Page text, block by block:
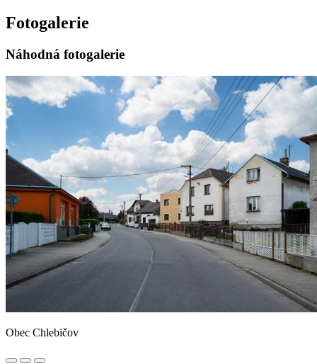
Fotogalerie
Náhodná fotogalerie
Obec Chlebičov